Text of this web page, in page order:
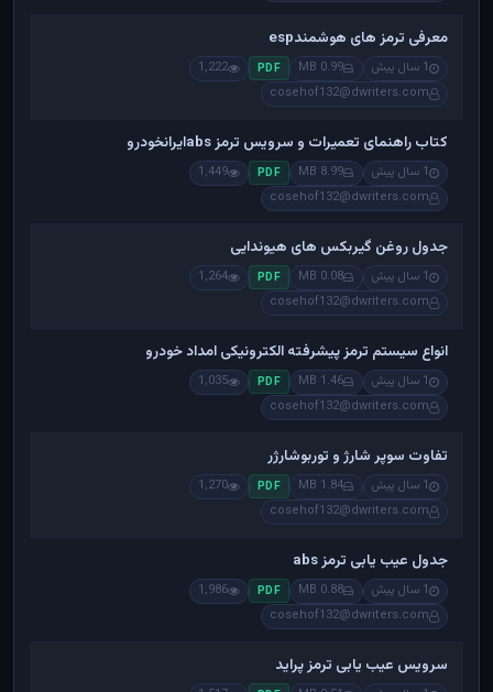
معرفی ترمز های هوشمندesp
1 سال پیش 0.99 MB
PDF
1,222
cosehof132@dwriters.com
کتاب راهنمای تعمیرات و سرویس ترمز absایرانخودرو
1 سال پیش 8.99 MB
PDF
1,449
cosehof132@dwriters.com
جدول روغن گیربکس های هیوندایی
1 سال پیش 0.08 MB
PDF
1,264
cosehof132@dwriters.com
انواع سیستم ترمز پیشرفته الکترونیکی امداد خودرو
1 سال پیش 1.46 MB
PDF
1,035
cosehof132@dwriters.com
تفاوت سوپر شارژ و توربوشارژر
1 سال پیش 1.84 MB
PDF
1,270
cosehof132@dwriters.com
جدول عیب یابی ترمز abs
1 سال پیش 0.88 MB
PDF
1,986
cosehof132@dwriters.com
سرویس عیب یابی ترمز پراید